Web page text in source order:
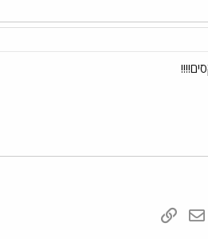
WhatsAppדואר אלקטרוני